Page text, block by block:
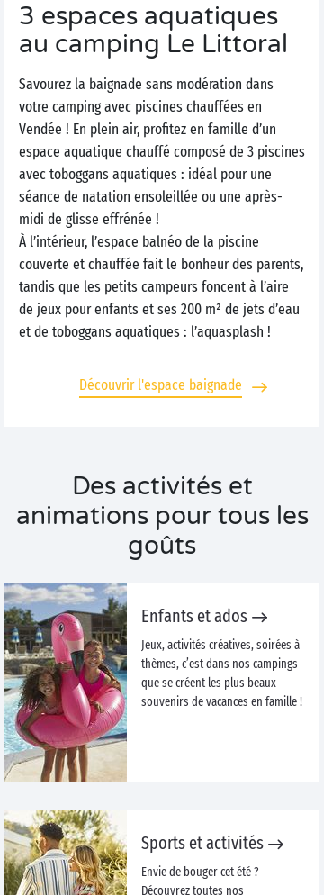
3 espaces aquatiques
au camping Le Littoral
Savourez la baignade sans modération dans
votre camping avec piscines chauffées en
Vendée ! En plein air, profitez en famille d’un
espace aquatique chauffé composé de 3 piscines
avec toboggans aquatiques : idéal pour une
séance de natation ensoleillée ou une après-
midi de glisse effrénée !
À l’intérieur, l’espace balnéo de la piscine
couverte et chauffée fait le bonheur des parents,
tandis que les petits campeurs foncent à l’aire
de jeux pour enfants et ses 200 m² de jets d’eau
et de toboggans aquatiques : l’aquasplash !
Découvrir l'espace baignade
Des activités et
animations pour tous les
goûts
Enfants et ados
Jeux, activités créatives, soirées à
thèmes, c’est dans nos campings
que se créent les plus beaux
souvenirs de vacances en famille !
Sports et activités
Envie de bouger cet été ?
Découvrez toutes nos